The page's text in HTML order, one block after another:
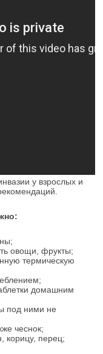
у взрослых и
овощи, фрукты;
термическую
домашним
под ними не
чеснок;
корицу, перец;